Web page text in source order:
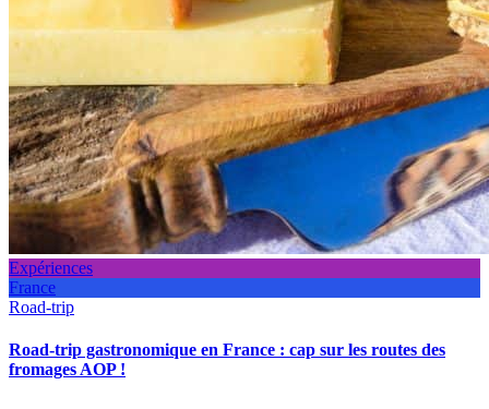
Expériences
France
Road-trip
Road-trip gastronomique en France : cap sur les routes des
fromages AOP !